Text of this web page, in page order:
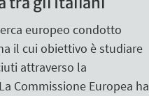
europeo condotto
il cui obiettivo è studiare
attraverso la
Commissione Europea ha